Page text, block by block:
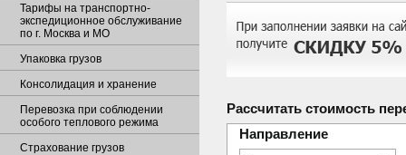
Рассчитать стоимость
Направление
Тарифы на транспортно-
экспедиционное обслуживание
по г. Москва и МО
Упаковка грузов
Консолидация и хранение
Перевозка при соблюдении
особого теплового режима
Страхование грузов